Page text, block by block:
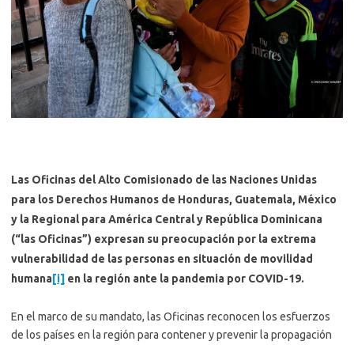
Las Oficinas del Alto Comisionado de las Naciones Unidas
para los Derechos Humanos de Honduras, Guatemala, México
y la Regional para América Central y República Dominicana
(“las Oficinas”) expresan su preocupación por la extrema
vulnerabilidad de las personas en situación de movilidad
humana[i] en la región ante la pandemia por COVID-19.
En el marco de su mandato, las Oficinas reconocen los esfuerzos
de los países en la región para contener y prevenir la propagación